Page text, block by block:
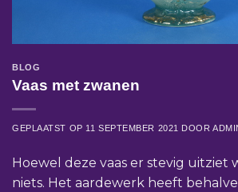
BLOG
Vaas met zwanen
GEPLAATST OP 11 SEPTEMBER 2021 DOOR
Hoewel deze vaas er stevig uitziet
niets. Het aardewerk heeft